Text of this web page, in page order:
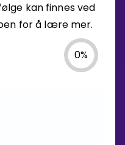
kan finnes ved
for å lære mer.
0%